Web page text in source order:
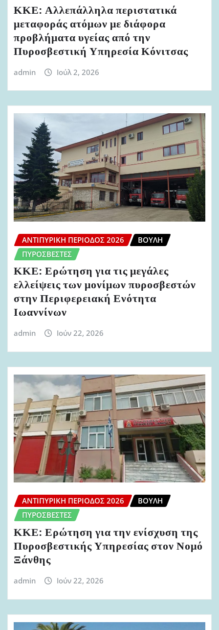
ΚΚΕ: Αλλεπάλληλα περιστατικά
μεταφοράς ατόμων με διάφορα
προβλήματα υγείας από την
Πυροσβεστική Υπηρεσία Κόνιτσας
admin Ιούλ 2, 2026
ΑΝΤΙΠΥΡΙΚΉ ΠΕΡΊΟΔΟΣ 2026
ΒΟΥΛΉ
ΠΥΡΟΣΒΈΣΤΕΣ
ΚΚΕ: Ερώτηση για τις μεγάλες
ελλείψεις των μονίμων πυροσβεστών
στην Περιφερειακή Ενότητα
Ιωαννίνων
admin Ιούν 22, 2026
ΑΝΤΙΠΥΡΙΚΉ ΠΕΡΊΟΔΟΣ 2026
ΒΟΥΛΉ
ΠΥΡΟΣΒΈΣΤΕΣ
ΚΚΕ: Ερώτηση για την ενίσχυση της
Πυροσβεστικής Υπηρεσίας στον Νομό
Ξάνθης
admin Ιούν 22, 2026